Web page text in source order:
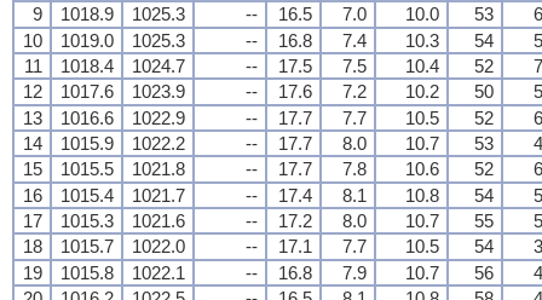
9
1018.9 1025.3 -- 16.5 7.0 10.0 53
10
1019.0 1025.3 -- 16.8 7.4 10.3 54
11
1018.4 1024.7 -- 17.5 7.5 10.4 52
12
1017.6 1023.9 -- 17.6 7.2 10.2 50
13
1016.6 1022.9 -- 17.7 7.7 10.5 52
14
1015.9 1022.2 -- 17.7 8.0 10.7 53
15
1015.5 1021.8 -- 17.7 7.8 10.6 52
16
1015.4 1021.7 -- 17.4 8.1 10.8 54
17
1015.3 1021.6 -- 17.2 8.0 10.7 55
18
1015.7 1022.0 -- 17.1 7.7 10.5 54
19
1015.8 1022.1 -- 16.8 7.9 10.7 56